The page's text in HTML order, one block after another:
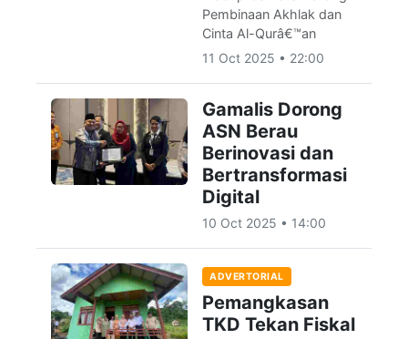
Pembinaan Akhlak dan
Cinta Al-Qurâ€™an
11 Oct 2025 • 22:00
Gamalis Dorong
ASN Berau
Berinovasi dan
Bertransformasi
Digital
10 Oct 2025 • 14:00
ADVERTORIAL
Pemangkasan
TKD Tekan Fiskal